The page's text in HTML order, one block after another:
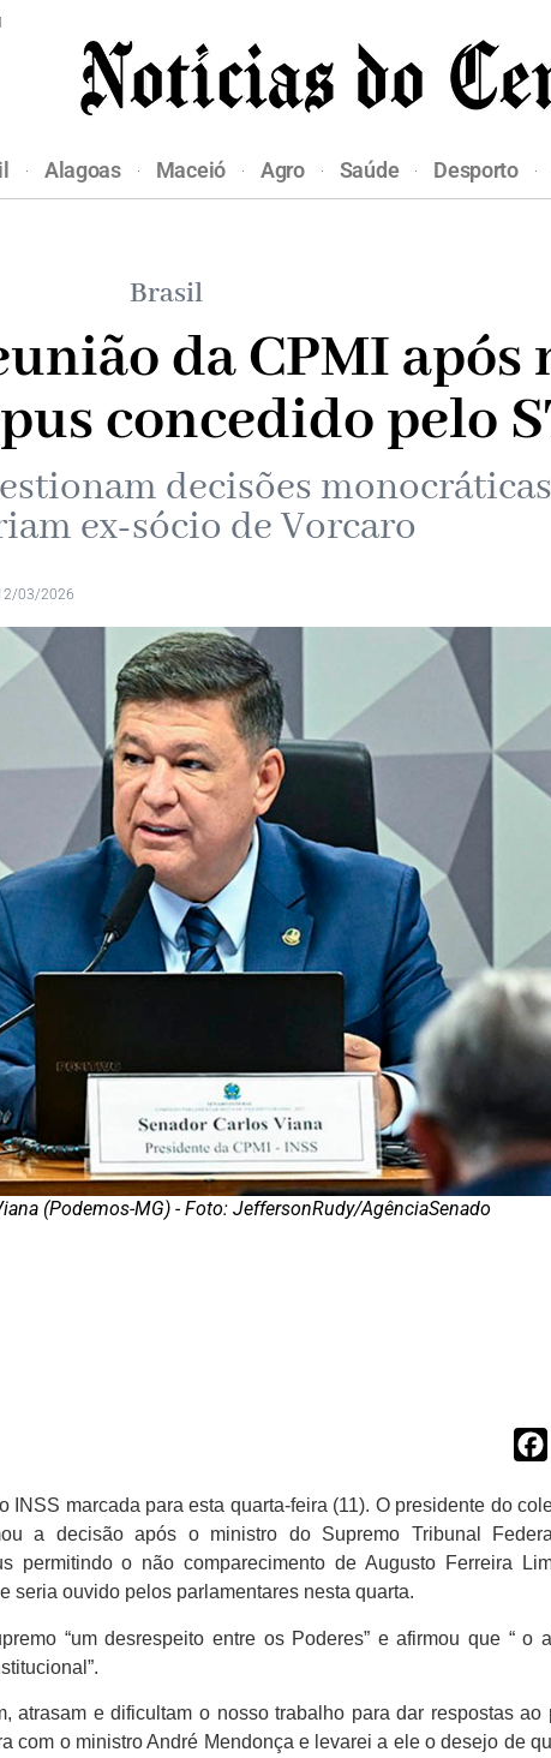
Alagoas Maceió Agro Saúde Desporto
Brasil
da CPMI após
concedido pelo
decisões
ex-sócio de Vorcaro
03/2026
(Podemos-MG) - Foto: JeffersonRudy/AgênciaSenado
INSS marcada para esta quarta-feira (11). O presidente do
a decisão após o ministro do Supremo Tribunal
permitindo o não comparecimento de Augusto Ferreira
seria ouvido pelos parlamentares nesta quarta.
“um desrespeito entre os Poderes” e afirmou que “ o
atrasam e dificultam o nosso trabalho para dar respostas ao
com o ministro André Mendonça e levarei a ele o desejo de